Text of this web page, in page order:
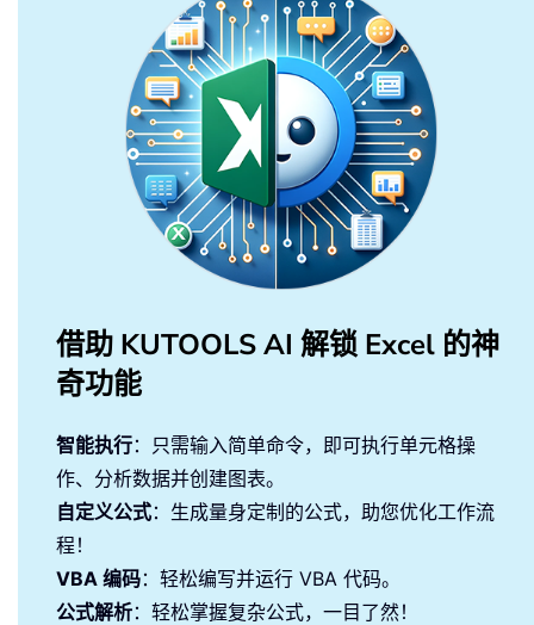
借助 KUTOOLS AI 解锁 Excel 的神
奇功能
智能执行：只需输入简单命令，即可执行单元格操
作、分析数据并创建图表。
自定义公式：生成量身定制的公式，助您优化工作流
程！
VBA 编码：轻松编写并运行 VBA 代码。
公式解析：轻松掌握复杂公式，一目了然！